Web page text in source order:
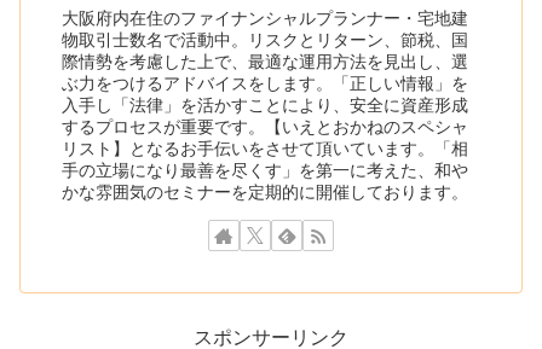
大阪府内在住のファイナンシャルプランナー・宅地建
物取引士数名で活動中。リスクとリターン、節税、国
際情勢を考慮した上で、最適な運用方法を見出し、選
ぶ力をつけるアドバイスをします。「正しい情報」を
入手し「法律」を活かすことにより、安全に資産形成
するプロセスが重要です。【いえとおかねのスペシャ
リスト】となるお手伝いをさせて頂いています。「相
手の立場になり最善を尽くす」を第一に考えた、和や
かな雰囲気のセミナーを定期的に開催しております。
スポンサーリンク